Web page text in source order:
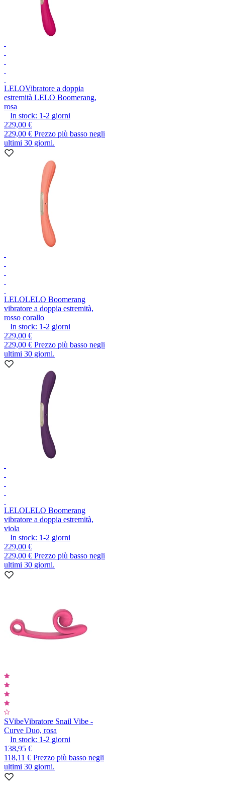
LELOVibratore a doppia
estremità LELO Boomerang,
rosa
In stock: 1-2 giorni
229,00 €
229,00 € Prezzo più basso negli
ultimi 30 giorni.
LELOLELO Boomerang
vibratore a doppia estremità,
rosso corallo
In stock: 1-2 giorni
229,00 €
229,00 € Prezzo più basso negli
ultimi 30 giorni.
LELOLELO Boomerang
vibratore a doppia estremità,
viola
In stock: 1-2 giorni
229,00 €
229,00 € Prezzo più basso negli
ultimi 30 giorni.
SVibeVibratore Snail Vibe -
Curve Duo, rosa
In stock: 1-2 giorni
138,95 €
118,11 € Prezzo più basso negli
ultimi 30 giorni.